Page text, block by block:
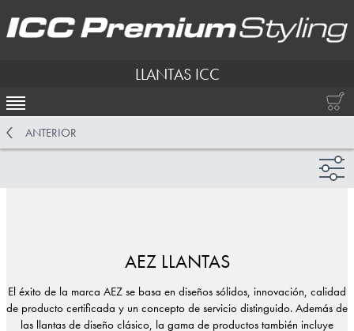
LLANTAS ICC
ACTIVAR NAVEGACIÓN
ANTERIOR
AEZ LLANTAS
El éxito de la marca AEZ se basa en diseños sólidos, innovación, calidad
de producto certificada y un concepto de servicio distinguido. Además de
las llantas de diseño clásico, la gama de productos también incluye